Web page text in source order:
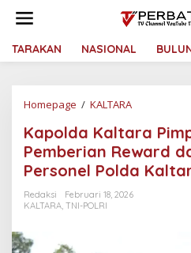
t
TARAKAN NASIONAL
Homepage / KALTARA
p
o
l
d
a
Kapolda Kaltara
Pemberian Reward
Personel Polda
Redaksi
Februari 18, 2026
KALTARA, TNI-POLRI